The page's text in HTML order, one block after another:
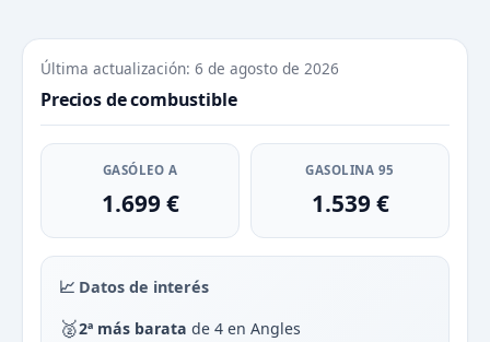
Última actualización: 6 de agosto de 2026
Precios de combustible
GASÓLEO A
1.699 €
GASOLINA 95
1.539 €
📈 Datos de interés
🥈2ª más barata de 4 en Angles